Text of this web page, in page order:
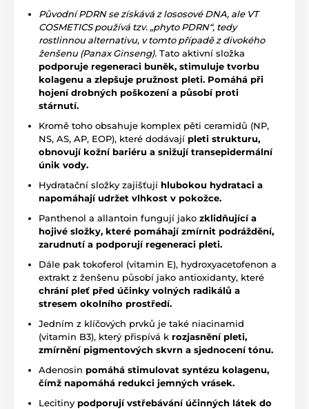
Původní PDRN se získává z lososové DNA, ale VT
COSMETICS používá tzv. „phyto PDRN“, tedy
rostlinnou alternativu, v tomto případě z divokého
ženšenu (Panax Ginseng). Tato aktivní složka
podporuje regeneraci buněk, stimuluje tvorbu
kolagenu a zlepšuje pružnost pleti. Pomáhá při
hojení drobných poškození a působí proti
stárnutí.
Kromě toho obsahuje komplex pěti ceramidů (NP,
NS, AS, AP, EOP), které dodávají pleti strukturu,
obnovují kožní bariéru a snižují transepidermální
únik vody.
Hydratační složky zajišťují hlubokou hydrataci a
napomáhají udržet vlhkost v pokožce.
Panthenol a allantoin fungují jako zklidňující a
hojivé složky, které pomáhají zmírnit podráždění,
zarudnutí a podporují regeneraci pleti.
Dále pak tokoferol (vitamin E), hydroxyacetofenon a
extrakt z ženšenu působí jako antioxidanty, které
chrání pleť před účinky volných radikálů a
stresem okolního prostředí.
Jedním z klíčových prvků je také niacinamid
(vitamin B3), který přispívá k rozjasnění pleti,
zmírnění pigmentových skvrn a sjednocení tónu.
Adenosin pomáhá stimulovat syntézu kolagenu,
čímž napomáhá redukci jemných vrásek.
Lecitiny podporují vstřebávání účinných látek do